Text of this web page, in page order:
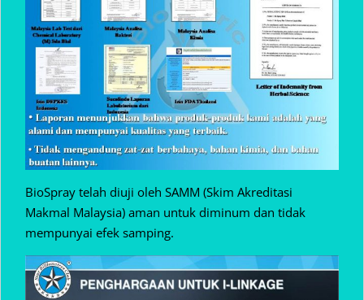
BioSpray telah diuji oleh SAMM (Skim Akreditasi
Makmal Malaysia) aman untuk diminum dan tidak
mempunyai efek samping.